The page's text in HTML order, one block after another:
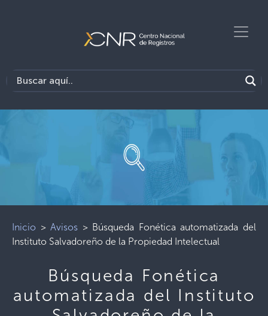
Inicio >Avisos > Búsqueda Fonética automatizada del
Instituto Salvadoreño de la Propiedad Intelectual
Búsqueda Fonética
automatizada del Instituto